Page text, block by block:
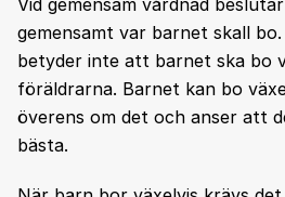
Vid gemensam vårdnad
gemensamt var barnet skall
betyder inte att barnet ska bo
föräldrarna. Barnet kan bo
överens om det och anser att
bästa.